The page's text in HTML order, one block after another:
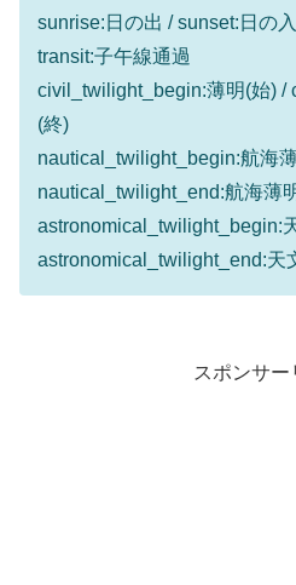
sunrise:日の出 / sunset:日の
transit:子午線通過
civil_twilight_begin:薄明(始) /
(終)
nautical_twilight_begin:航海
nautical_twilight_end:航海薄
astronomical_twilight_begin:
astronomical_twilight_end:天
スポンサー